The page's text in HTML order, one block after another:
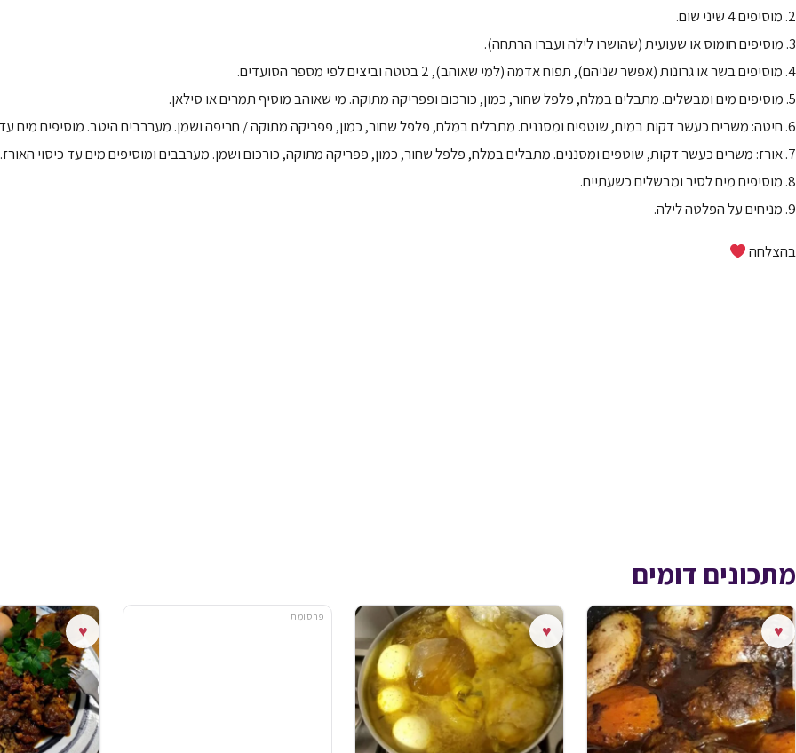
2. מוסיפים 4 שיני שום.
3. מוסיפים חומוס או שעועית (שהושרו לילה ועברו הרתחה).
4. מוסיפים בשר או גרונות (אפשר שניהם), תפוח אדמה (למי שאוהב), 2 בטטה וביצים לפי מספר הסועדים.
5. מוסיפים מים ומבשלים. מתבלים במלח, פלפל שחור, כמון, כורכום ופפריקה מתוקה. מי שאוהב מוסיף תמרים או סילאן.
6. חיטה: משרים כעשר דקות במים, שוטפים ומסננים. מתבלים במלח, פלפל שחור, כמון, פפריקה מתוקה / חריפה ושמן. מערבבים היטב. מוסיפים מים עד כיסוי החיטה, שמים בשקית קוקי ומניחים בסיר.
7. אורז: משרים כעשר דקות, שוטפים ומסננים. מתבלים במלח, פלפל שחור, כמון, פפריקה מתוקה, כורכום ושמן. מערבבים ומוסיפים מים עד כיסוי האורז. מניחים בשקית קוקי ומניחים בסיר החמין.
8. מוסיפים מים לסיר ומבשלים כשעתיים.
9. מניחים על הפלטה לילה.
בהצלחה
מתכונים דומים
♥
♥
פרסומת
♥